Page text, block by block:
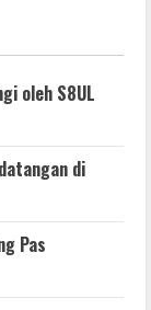
oleh S8UL
di
Pas